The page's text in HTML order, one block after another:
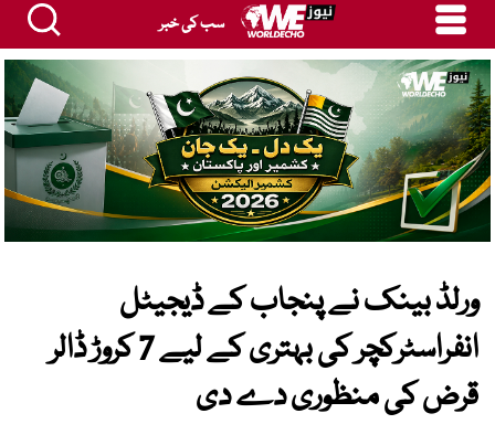
سب کی خبر
ورلڈ بینک نے پنجاب کے ڈیجیٹل
انفراسٹرکچر کی بہتری کے لیے 7 کروڑ ڈالر
قرض کی منظوری دے دی